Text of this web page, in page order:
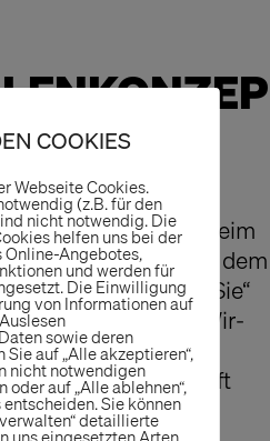
für Bellersheim
welches auf dem
„Wir sorgen für Sie“
aufbaut: „Das Wir-
Tankstelle als
wo Nachbarschaft
COOKIES
Webseite Cookies.
(z.B. für den
nicht notwendig. Die
helfen uns bei der
Angebotes,
und werden für
Die Einwilligung
von Informationen auf
sowie deren
auf „Alle akzeptieren“,
nicht notwendigen
auf „Alle ablehnen“,
Sie können
detaillierte
uns eingesetzten Arten